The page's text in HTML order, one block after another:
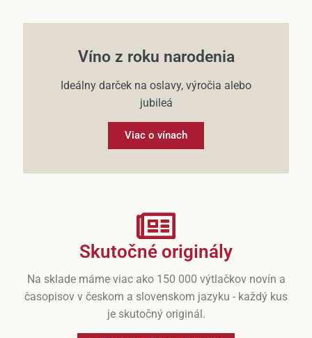
Víno z roku narodenia
Ideálny darček na oslavy, výročia alebo
jubileá
Viac o vínach
Skutočné originály
Na sklade máme viac ako 150 000 výtlačkov novín a
časopisov v českom a slovenskom jazyku - každý kus
je skutočný originál.